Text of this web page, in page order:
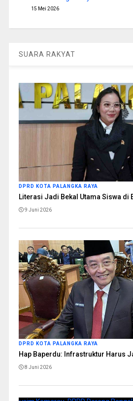
15 Mei 2026
SUARA RAKYAT
DPRD KOTA PALANGKA RAYA
Literasi Jadi Bekal Utama Siswa di
9 Juni 2026
DPRD KOTA PALANGKA RAYA
Hap Baperdu: Infrastruktur Harus
8 Juni 2026